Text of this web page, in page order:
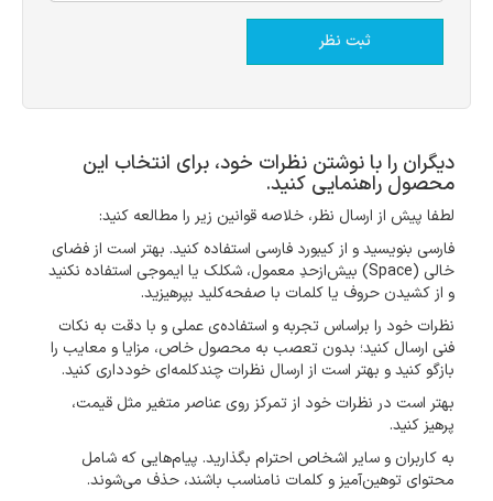
دیگران را با نوشتن نظرات خود، برای انتخاب این
محصول راهنمایی کنید.
لطفا پیش از ارسال نظر، خلاصه قوانین زیر را مطالعه کنید:
فارسی بنویسید و از کیبورد فارسی استفاده کنید. بهتر است از فضای
خالی (Space) بیش‌از‌حدِ معمول، شکلک یا ایموجی استفاده نکنید
و از کشیدن حروف یا کلمات با صفحه‌کلید بپرهیزید.
نظرات خود را براساس تجربه و استفاده‌ی عملی و با دقت به نکات
فنی ارسال کنید؛ بدون تعصب به محصول خاص، مزایا و معایب را
بازگو کنید و بهتر است از ارسال نظرات چندکلمه‌‌ای خودداری کنید.
بهتر است در نظرات خود از تمرکز روی عناصر متغیر مثل قیمت،
پرهیز کنید.
به کاربران و سایر اشخاص احترام بگذارید. پیام‌هایی که شامل
محتوای توهین‌آمیز و کلمات نامناسب باشند، حذف می‌شوند.